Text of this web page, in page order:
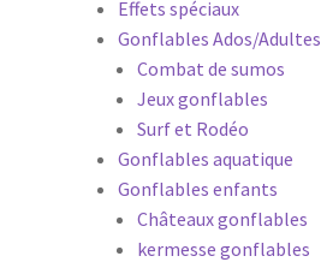
Effets spéciaux
Gonflables Ados/Adultes
Combat de sumos
Jeux gonflables
Surf et Rodéo
Gonflables aquatique
Gonflables enfants
Châteaux gonflables
kermesse gonflables